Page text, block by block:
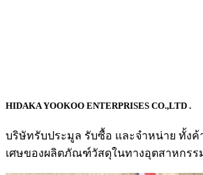
HIDAKA YOOKOO ENTERPRISES CO.,LTD .
บริษัทรับประมูล รับซื้อ และจำหน่าย ทั้งค้
เศษของผลิตภัณฑ์วัสดุในทางอุตสาหกรร